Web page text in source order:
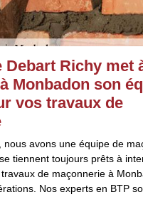
Debart Richy met
Monbadon son
vos travaux de
nous avons une équipe de
tiennent toujours prêts à
de maçonnerie à
Nos experts en BTP